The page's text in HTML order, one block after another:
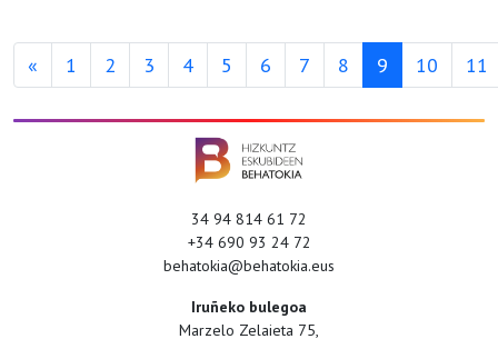
« 1 2 3 4 5 6 7 8 9 10 11
34 94 814 61 72
+34 690 93 24 72
behatokia@behatokia.eus
Iruñeko bulegoa
Marzelo Zelaieta 75,